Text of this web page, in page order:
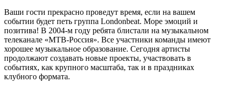
Ваши гости прекрасно проведут время, если на вашем
событии будет петь группа Londonbeat. Море эмоций и
позитива! В 2004-м году ребята блистали на музыкальном
телеканале «МТВ-Россия». Все участники команды имеют
хорошее музыкальное образование. Сегодня артисты
продолжают создавать новые проекты, участвовать в
событиях, как крупного масштаба, так и в праздниках
клубного формата.